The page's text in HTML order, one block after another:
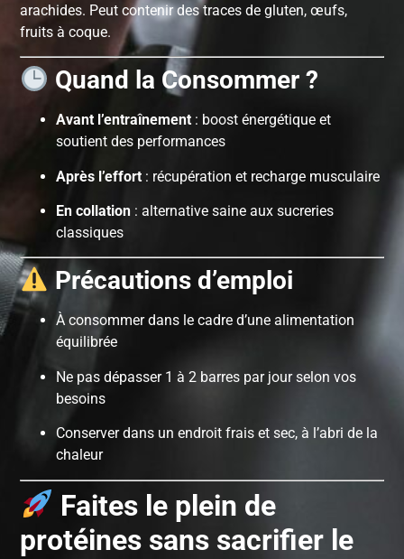
arachides. Peut contenir des traces de gluten, œufs,
fruits à coque.
Quand la Consommer ?
Avant l’entraînement : boost énergétique et
soutient des performances
Après l’effort : récupération et recharge musculaire
En collation : alternative saine aux sucreries
classiques
Précautions d’emploi
À consommer dans le cadre d’une alimentation
équilibrée
Ne pas dépasser 1 à 2 barres par jour selon vos
besoins
Conserver dans un endroit frais et sec, à l’abri de la
chaleur
Faites le plein de
protéines sans sacrifier le